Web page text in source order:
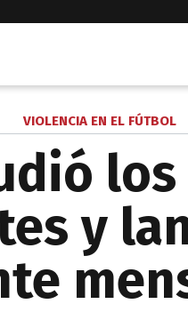
VIOLENCIA EN EL FÚTBOL
y